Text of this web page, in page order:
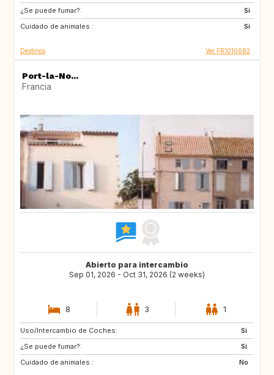
¿Se puede fumar?:
Si
Cuidado de animales :
Si
US
JP
Destinos Ver FR1010682
Port-la-No...
Francia
Abierto para intercambio
Sep 01, 2026 - Oct 31, 2026 (2 weeks)
8 3 1
Uso/Intercambio de Coches:
Si
¿Se puede fumar?:
Si
Cuidado de animales :
No
US
IT
IS